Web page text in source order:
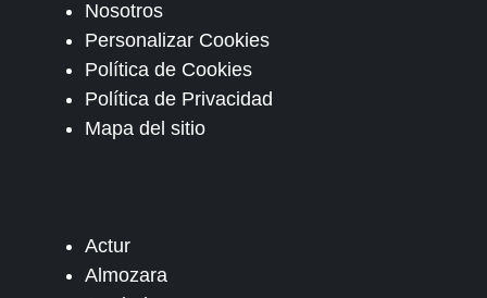
Nosotros
Personalizar Cookies
Política de Cookies
Política de Privacidad
Mapa del sitio
Actur
Almozara